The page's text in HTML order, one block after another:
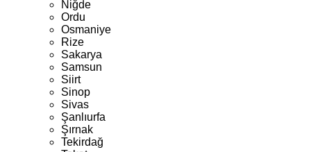
Niğde
Ordu
Osmaniye
Rize
Sakarya
Samsun
Siirt
Sinop
Sivas
Şanlıurfa
Şırnak
Tekirdağ